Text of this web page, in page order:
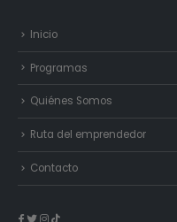
Inicio
Programas
Quiénes Somos
Ruta del emprendedor
Contacto